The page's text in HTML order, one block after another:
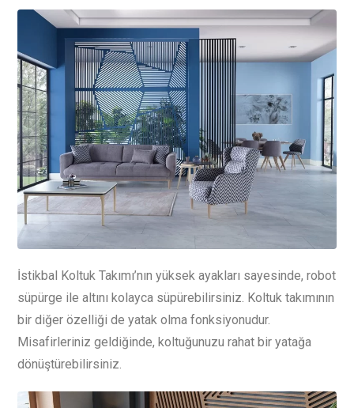
İstikbal Koltuk Takımı’nın yüksek ayakları sayesinde, robot
süpürge ile altını kolayca süpürebilirsiniz. Koltuk takımının
bir diğer özelliği de yatak olma fonksiyonudur.
Misafirleriniz geldiğinde, koltuğunuzu rahat bir yatağa
dönüştürebilirsiniz.